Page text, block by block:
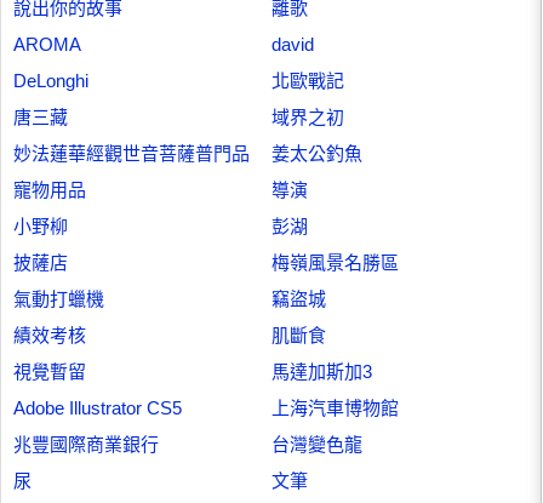
說出你的故事
離歌
AROMA
david
DeLonghi
北歐戰記
唐三藏
域界之初
妙法蓮華經觀世音菩薩普門品
姜太公釣魚
寵物用品
導演
小野柳
彭湖
披薩店
梅嶺風景名勝區
氣動打蠟機
竊盜城
績效考核
肌斷食
視覺暫留
馬達加斯加3
Adobe Illustrator CS5
上海汽車博物館
兆豐國際商業銀行
台灣變色龍
尿
文筆